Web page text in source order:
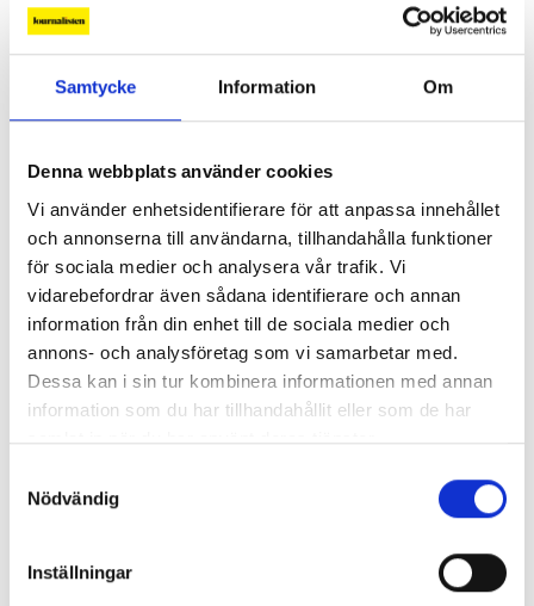
Samtycke Information Om
Denna webbplats använder cookies
Vi använder enhetsidentifierare för att anpassa innehållet
och annonserna till användarna, tillhandahålla funktioner
för sociala medier och analysera vår trafik. Vi
vidarebefordrar även sådana identifierare och annan
information från din enhet till de sociala medier och
annons- och analysföretag som vi samarbetar med.
Dessa kan i sin tur kombinera informationen med annan
information som du har tillhandahållit eller som de har
samlat in när du har använt deras tjänster.
Nödvändig
Inställningar
Så mycket tjänar mediecheferna
Så mycket tjänar 260 mediechefer